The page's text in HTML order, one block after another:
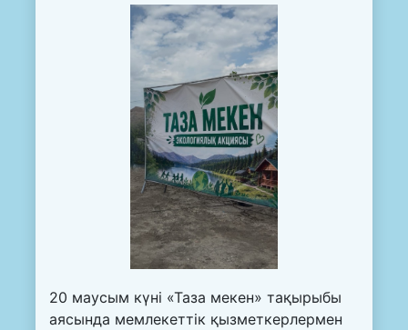
20 маусым күні «Таза мекен» тақырыбы
аясында мемлекеттік қызметкерлермен